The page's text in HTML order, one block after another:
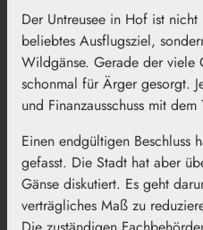
Der Untreusee in Hof ist
beliebtes Ausflugsziel,
Wildgänse. Gerade der viele
schonmal für Ärger gesorgt.
und Finanzausschuss mit
Einen endgültigen Beschluss
gefasst. Die Stadt hat aber
Gänse diskutiert. Es geht
verträgliches Maß zu